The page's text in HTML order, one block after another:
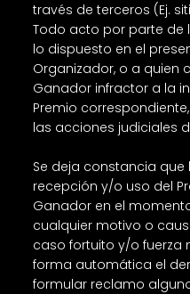
través de terceros (Ej.
Todo acto por parte de
lo dispuesto en el
Organizador, o a quien
Ganador infractor a la
Premio
las acciones judiciales
Se deja constancia
recepción y/o uso del
Ganador en el
cualquier motivo o
caso fortuito y/o fuerza
forma automática el
formular reclamo